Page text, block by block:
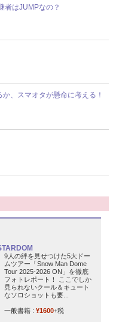
者はJUMPなの？
、スマオタが懸命に考える！
9人の絆を見せつけた5大ドー
ムツアー「Snow Man Dome
Tour 2025-2026 ON」を徹底
フォトレポート！ ここでしか
見られないクール＆キュート
なソロショットも要...
一般書籍 : ¥1600+税